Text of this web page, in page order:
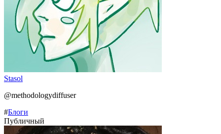
Stasol
@methodologydiffuser
#Блоги
Публичный